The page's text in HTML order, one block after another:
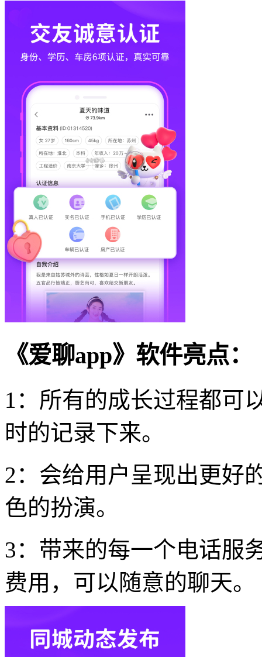
《爱聊app》软件亮点：
1：所有的成长过程都可
时的记录下来。
2：会给用户呈现出更好
色的扮演。
3：带来的每一个电话服
费用，可以随意的聊天。